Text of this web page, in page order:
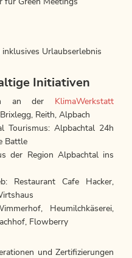
inklusives Urlaubserlebnis
Initiativen
an der
KlimaWerkstatt
Reith, Alpbach
Tourismus: Alpbachtal 24h
Battle
der Region Alpbachtal ins
Cafe Hacker,
Heumilchkäserei,
Flowberry
und Zertifizierungen